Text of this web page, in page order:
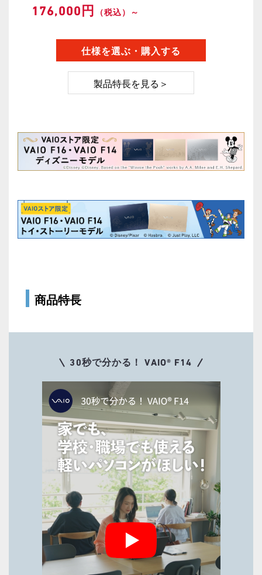
176,000円 （税込）～
製品特長を見る＞
商品特長
30秒で分かる！ VAIO® F14